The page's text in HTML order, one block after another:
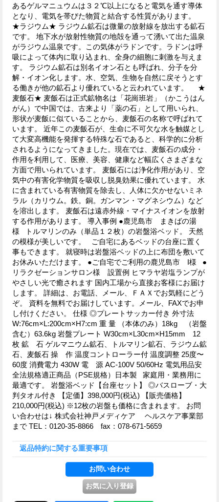
あるゲルマニュウムは３２℃以上になると電気を通す導体
となり、電気を帯びた物質と結合する性質があります。
★ラジウム★ ラジウム鉱石は微量の放射線を放出する鉱石
です。 地下水が放射性物質の地殻を通って湧いて出た温泉
がラジウム温泉です。この気体がラドンです。ラドンは呼
吸によって体内に取り込まれ、全身の細胞に刺激を与えま
す。 ラジウム鉱石は別名イオン石とも呼ばれ、分子を分
解・イオン化します。水、空気、生物を自然に戻そうとす
る働きが他の鉱石より優れていると云われています。 ★
麦飯石★ 麦飯石は正式鉱物名は「花崗班岩」（かこうはん
がん）で中国では、古来より「薬の石」として用いられ、
形状が麦飯に似ていることから、麦飯石の名称で呼ばれて
います。 近年この麦飯石が、生命に不可欠な水を触媒とし
て大変高機能を発揮する特殊な石であると、科学的に分析
されるようになってきました。現在では、麦飯石の成分・
作用を利用して、医療、美容、健康など幅広くさまざまな
方面で用いられています。 麦飯石には浄化作用があり、空
気中の有害化学物質を吸収し脱臭効果に優れています。 水
に含まれている有害物質を除去し、人体に欠かせないミネ
ラル（カリウム。鉄。銅。ガンマン・マグネシウム）など
を溶出します。 麦飯石は遠赤外線・マイナスイオンを放射
する作用があります。 導入事例 ●鹿児島市 まきばの湯
様 トルマリンのみ（単品１２枚）の岩盤浴ベッド。 天然
の模様が美しいです。 ご自宅にあるベッドの台座に置く
事もできます。 就寝時は岩盤浴ベッドの上に布団を敷いて
お休みいただけます。 ●ご自宅でご利用の鹿児島市 I様 ●
リラクゼーションサロン様 設置例 ヒマラヤ岩塩ランプが
やさしい光で癒されます 国内工場から直接お客様にお届け
します。 詳細は、お電話、メール、ＦＡＸでお気軽にどう
ぞ。 資料を無料でお届けしています。メール、FAXでお申
し付けください。 仕様 ◎プレートサッカー付き 外寸法
W:76cm×L:200cm×H7:cm 重 量 （本体のみ）18kg （岩盤
含む）63.6kg 岩盤プレート W30cm×L30cm×H15mm 12
枚 鉱 石 ゲルマニウム鉱石、トルマリン鉱石、ラジウム鉱
石、麦飯石 操 作 温度コントローラー付 温度調整 25度〜
60度 消費電力 430W 電 源 AC-100V 50/60Hz 電気用品安
全法規格適正商品（PSE規格）日本製 家庭用・業務用に
最適です。 岩盤浴ベッド【台座セット】 ◎バスローブ・大
判タオル付き 【定価】398,000円(税込) 【販売価格】
210,000円(税込) ※12枚の岩盤も価格に含まれます。 お問
い合わせは↓ 株式会社神戸メディケア ヘルスケア事業部
まで TEL：0120-35-8866 fax：078-671-5659
返品特約に関する重要事項